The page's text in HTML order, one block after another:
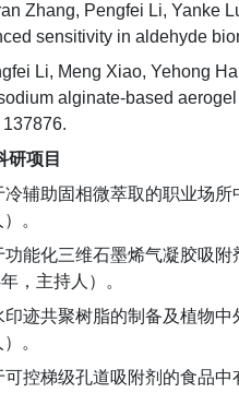
Zhang, Pengfei Li, Yanke
sensitivity in aldehyde
Li, Meng Xiao, Yehong
alginate-based
137876.
研项目
冷辅助固相微萃取的职业场
。
功能化三维石墨烯气凝胶吸
，主持人）。
印迹共聚树脂的制备及植物
。
可控梯级孔道吸附剂的食品